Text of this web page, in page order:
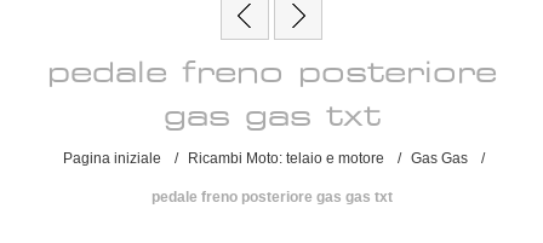
pedale freno posteriore
gas gas txt
Pagina iniziale / Ricambi Moto: telaio e motore / Gas Gas /
pedale freno posteriore gas gas txt